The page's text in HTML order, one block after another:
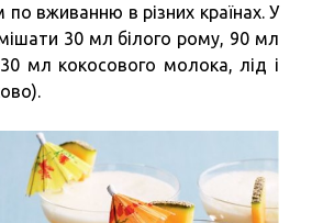
по вживанню в різних країнах. У
30 мл білого рому, 90 мл
мл кокосового молока, лід і